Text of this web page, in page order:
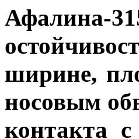
Афалина-
ширине,
носовым
контакта